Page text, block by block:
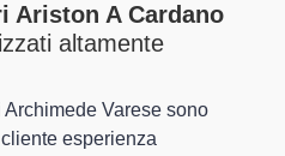
Ariston A Cardano
altamente
Archimede Varese sono
esperienza